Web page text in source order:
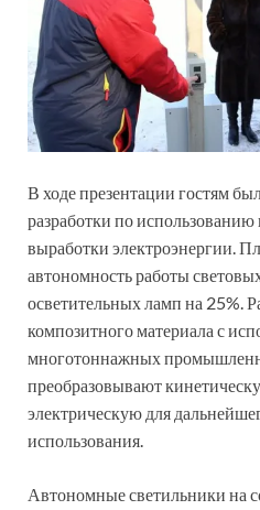
В ходе презентации гостям
разработки по
выработки электроэнергии.
автономность работы
осветительных ламп на 25%.
композитного материала с
многотоннажных
преобразовывают
электрическую для
использования.
Автономные светильники на